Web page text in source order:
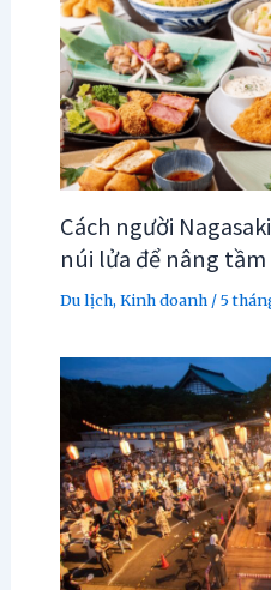
Cách người
núi lửa để nâng
Du lịch,Kinh doanh/5